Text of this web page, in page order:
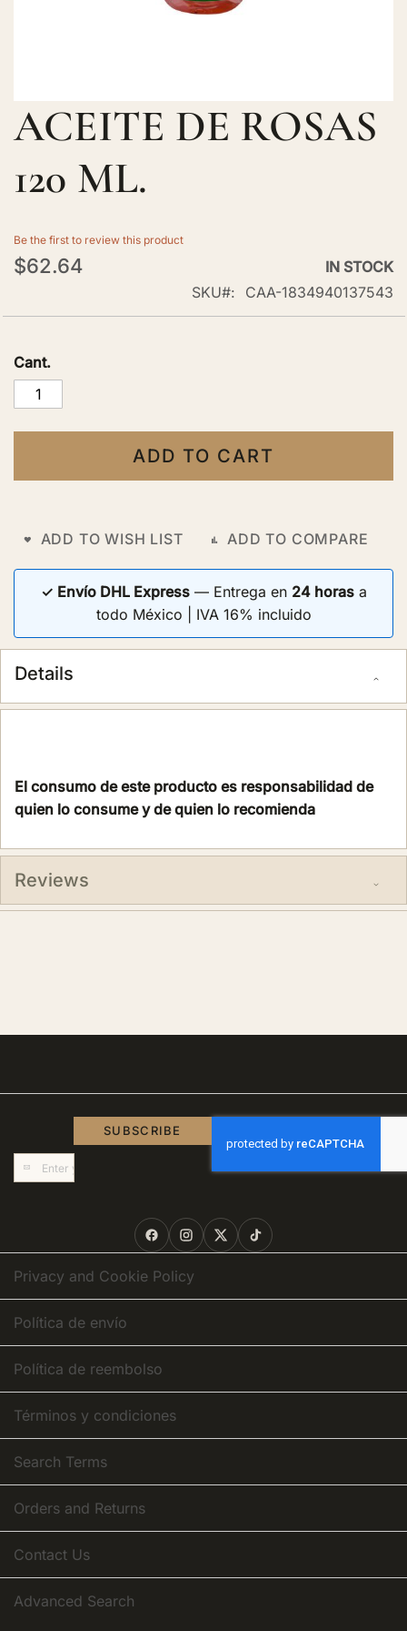
Skip
to
beginning
images
gallery
ACEITE DE ROSAS
120 ML.
Be the first to review this product
$62.64
IN STOCK
SKU
CAA-1834940137543
Cant.
ADD TO CART
ADD TO WISH LIST ADD TO COMPARE
✓ Envío DHL Express— Entrega en 24 horasa
todo México | IVA 16% incluido
Details
El consumo de este producto es responsabilidad de
quien lo consume y de quien lo recomienda
Reviews
Sign
Up
Newsletter:
SUBSCRIBE
Privacy and Cookie Policy
Política de envío
Política de reembolso
Términos y condiciones
Search Terms
Orders and Returns
Contact Us
Advanced Search